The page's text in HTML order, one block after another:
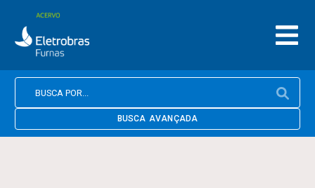
BUSCA AVANÇADA